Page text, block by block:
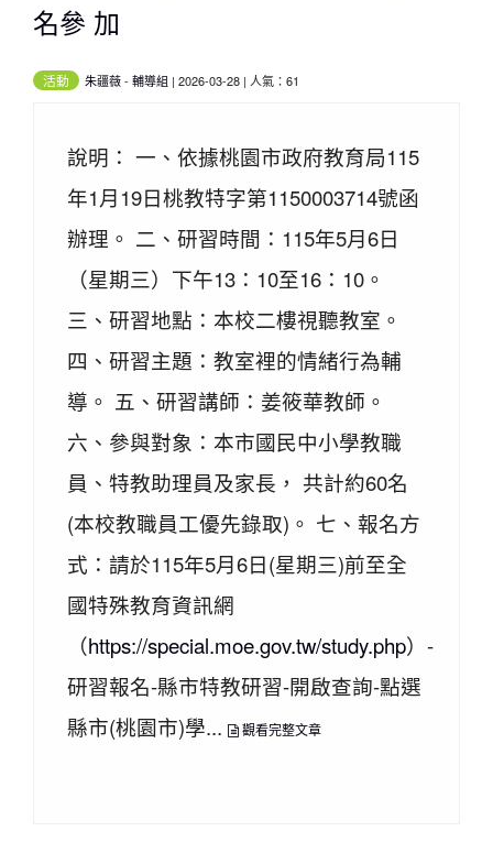
名參 加
活動 朱疆薇- 輔導組 | 2026-03-28 | 人氣：61
說明： 一、依據桃園市政府教育局115
年1月19日桃教特字第1150003714號函
辦理。 二、研習時間：115年5月6日
（星期三）下午13：10至16：10。
三、研習地點：本校二樓視聽教室。
四、研習主題：教室裡的情緒行為輔
導。 五、研習講師：姜筱華教師。
六、參與對象：本市國民中小學教職
員、特教助理員及家長， 共計約60名
(本校教職員工優先錄取)。 七、報名方
式：請於115年5月6日(星期三)前至全
國特殊教育資訊網
（https://special.moe.gov.tw/study.php）-
研習報名-縣市特教研習-開啟查詢-點選
縣市(桃園市)學...
觀看完整文章